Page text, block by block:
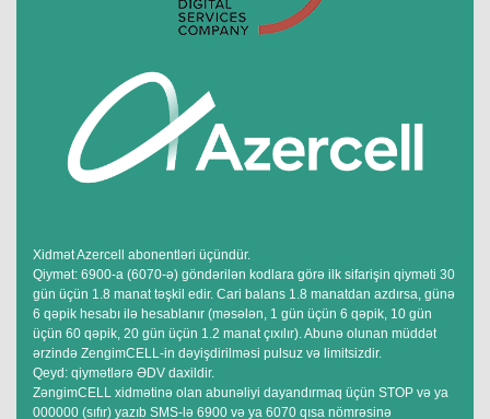
Xidmət Azercell abonentləri üçündür.
Qiymət: 6900-a (6070-ə) göndərilən kodlara görə ilk sifarişin qiyməti 30
gün üçün 1.8 manat təşkil edir. Cari balans 1.8 manatdan azdırsa, günə
6 qəpik hesabı ilə hesablanır (məsələn, 1 gün üçün 6 qəpik, 10 gün
üçün 60 qəpik, 20 gün üçün 1.2 manat çıxılır). Abunə olunan müddət
ərzində ZengimCELL-in dəyişdirilməsi pulsuz və limitsizdir.
Qeyd: qiymətlərə ƏDV daxildir.
ZəngimCELL xidmətinə olan abunəliyi dayandırmaq üçün STOP və ya
000000 (sıfır) yazıb SMS-lə 6900 və ya 6070 qısa nömrəsinə